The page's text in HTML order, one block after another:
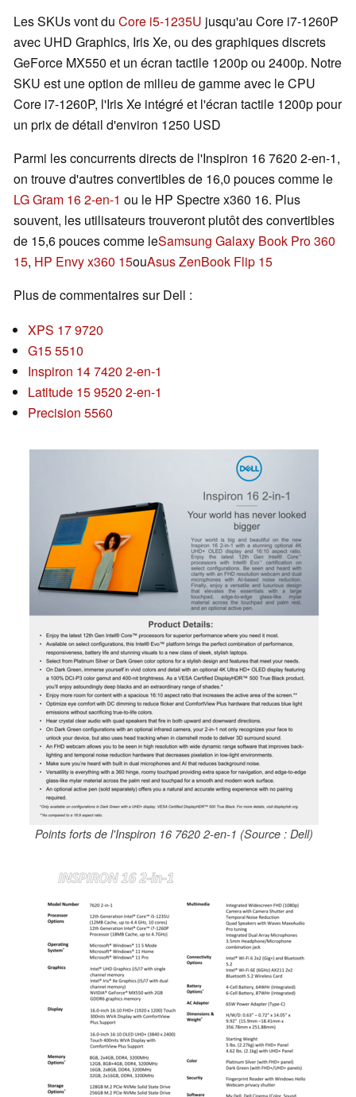
Les SKUs vont du Core i5-1235U jusqu'au Core i7-1260P
avec UHD Graphics, Iris Xe, ou des graphiques discrets
GeForce MX550 et un écran tactile 1200p ou 2400p. Notre
SKU est une option de milieu de gamme avec le CPU
Core i7-1260P, l'Iris Xe intégré et l'écran tactile 1200p pour
un prix de détail d'environ 1250 USD
Parmi les concurrents directs de l'Inspiron 16 7620 2-en-1,
on trouve d'autres convertibles de 16,0 pouces comme le
LG Gram 16 2-en-1 ou le HP Spectre x360 16. Plus
souvent, les utilisateurs trouveront plutôt des convertibles
de 15,6 pouces comme leSamsung Galaxy Book Pro 360
15, HP Envy x360 15ouAsus ZenBook Flip 15
Plus de commentaires sur Dell :
XPS 17 9720
G15 5510
Inspiron 14 7420 2-en-1
Latitude 15 9520 2-en-1
Precision 5560
Points forts de l'Inspiron 16 7620 2-en-1 (Source : Dell)